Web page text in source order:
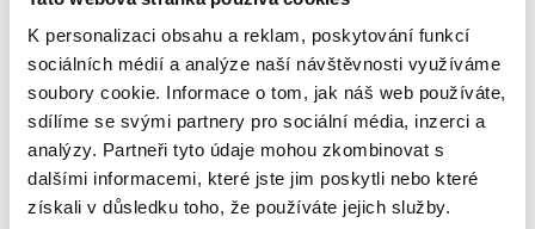
K personalizaci obsahu a reklam, poskytování funkcí
sociálních médií a analýze naší návštěvnosti využíváme
soubory cookie. Informace o tom, jak náš web používáte,
sdílíme se svými partnery pro sociální média, inzerci a
analýzy. Partneři tyto údaje mohou zkombinovat s
dalšími informacemi, které jste jim poskytli nebo které
získali v důsledku toho, že používáte jejich služby.
Zůstaňme v kontaktu
Přihlaste se k odběru našeho
newsletteru nebo whatsappového